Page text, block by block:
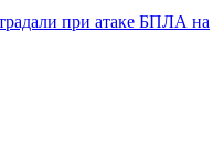
при атаке БПЛА на